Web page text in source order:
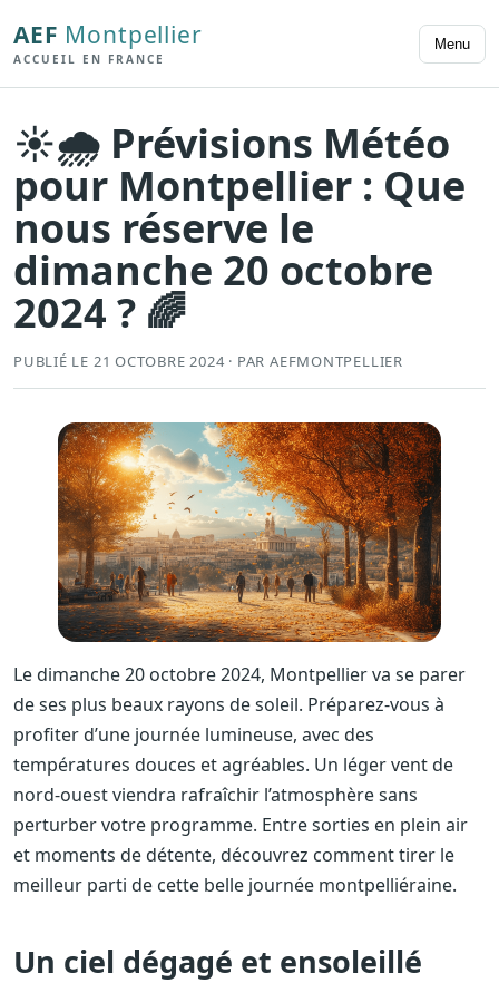
AEF Montpellier
ACCUEIL EN FRANCE
Menu
☀️🌧️ Prévisions Météo
pour Montpellier : Que
nous réserve le
dimanche 20 octobre
2024 ? 🌈
PUBLIÉ LE 21 OCTOBRE 2024 · PAR AEFMONTPELLIER
Le dimanche 20 octobre 2024, Montpellier va se parer
de ses plus beaux rayons de soleil. Préparez-vous à
profiter d’une journée lumineuse, avec des
températures douces et agréables. Un léger vent de
nord-ouest viendra rafraîchir l’atmosphère sans
perturber votre programme. Entre sorties en plein air
et moments de détente, découvrez comment tirer le
meilleur parti de cette belle journée montpelliéraine.
Un ciel dégagé et ensoleillé